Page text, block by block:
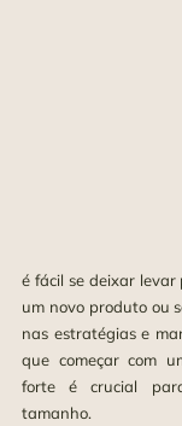
é fácil se deixar
um novo produto ou
nas estratégias e
que começar com
forte é crucial
tamanho.